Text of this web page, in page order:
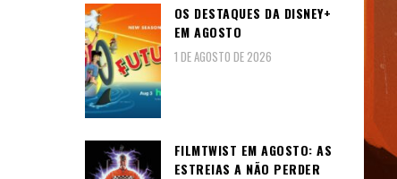
OS DESTAQUES DA DISNEY+
EM AGOSTO
1 DE AGOSTO DE 2026
FILMTWIST EM AGOSTO: AS
ESTREIAS A NÃO PERDER